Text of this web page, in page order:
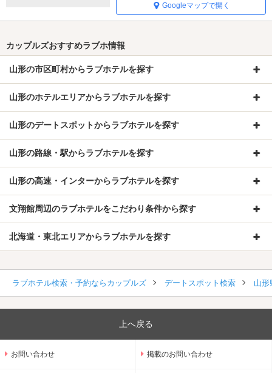
Googleマップで開く
カップルズおすすめラブホ情報
山形の市区町村からラブホテルを探す
山形のホテルエリアからラブホテルを探す
山形のデートスポットからラブホテルを探す
山形の路線・駅からラブホテルを探す
山形の高速・インターからラブホテルを探す
文翔館周辺のラブホテルをこだわり条件から探す
北海道・東北エリアからラブホテルを探す
ラブホテル検索・予約ならカップルズ デートスポット検索 山形
上へ戻る
お問い合わせ 掲載のお問い合わせ